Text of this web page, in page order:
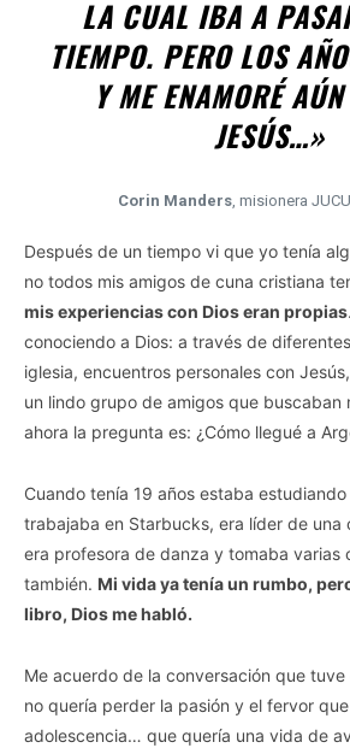
LA CUAL IBA A
TIEMPO. PERO LOS
Y ME ENAMORÉ
JESÚS…»
Corin Manders, misionera
Después de un tiempo vi que yo tenía
no todos mis amigos de cuna cristiana
mis experiencias con Dios eran propias
conociendo a Dios: a través de
iglesia, encuentros personales con
un lindo grupo de amigos que buscaban
ahora la pregunta es: ¿Cómo llegué a
Cuando tenía 19 años estaba
trabajaba en Starbucks, era líder de una
era profesora de danza y tomaba varias
también. Mi vida ya tenía un rumbo,
libro, Dios me habló.
Me acuerdo de la conversación que tuve
no quería perder la pasión y el fervor
adolescencia… que quería una vida de